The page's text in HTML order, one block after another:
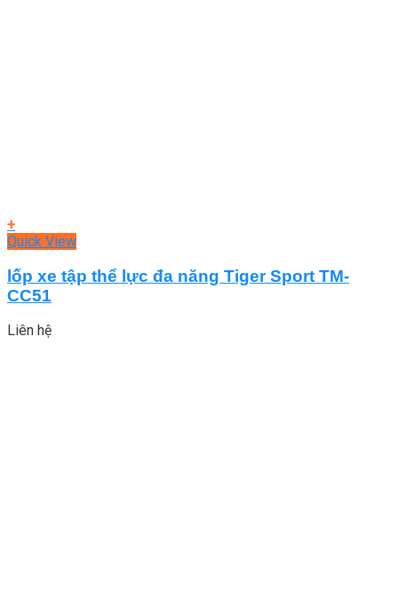
+
Quick View
lốp xe tập thể lực đa năng Tiger Sport TM-
CC51
Liên hệ